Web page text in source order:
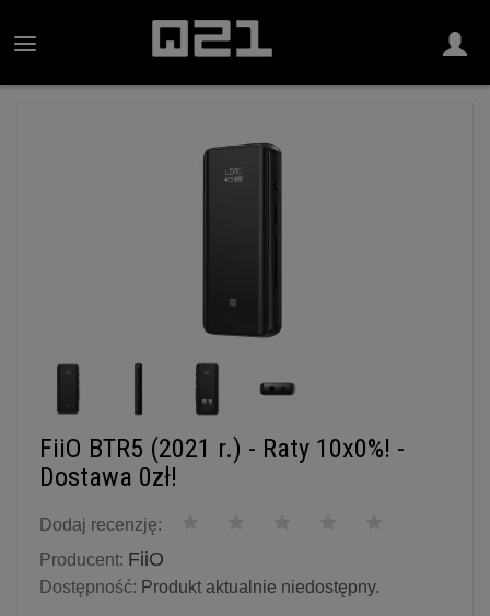
FiiO BTR5 (2021 r.) - Raty 10x0%! -
Dostawa 0zł!
Dodaj recenzję:
Producent: FiiO
Dostępność: Produkt aktualnie niedostępny.